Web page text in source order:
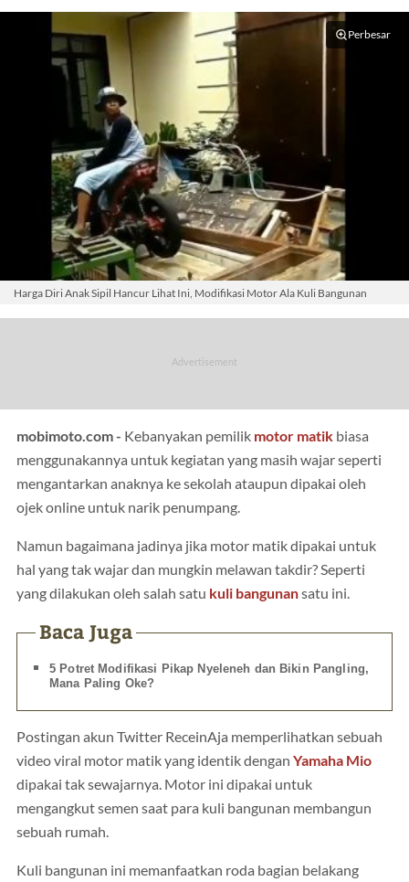
Perbesar
Harga Diri Anak Sipil Hancur Lihat Ini, Modifikasi Motor Ala Kuli Bangunan
mobimoto.com - Kebanyakan pemilik motor matik biasa
menggunakannya untuk kegiatan yang masih wajar seperti
mengantarkan anaknya ke sekolah ataupun dipakai oleh
ojek online untuk narik penumpang.
Namun bagaimana jadinya jika motor matik dipakai untuk
hal yang tak wajar dan mungkin melawan takdir? Seperti
yang dilakukan oleh salah satu kuli bangunansatu ini.
Baca Juga
5 Potret Modifikasi Pikap Nyeleneh dan Bikin Pangling,
Mana Paling Oke?
Postingan akun Twitter ReceinAja memperlihatkan sebuah
video viral motor matik yang identik dengan Yamaha Mio
dipakai tak sewajarnya. Motor ini dipakai untuk
mengangkut semen saat para kuli bangunan membangun
sebuah rumah.
Kuli bangunan ini memanfaatkan roda bagian belakang